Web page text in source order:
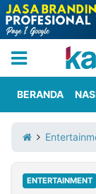
Iklan
Berita
Kami
BERANDA
ENTERTAINMENT